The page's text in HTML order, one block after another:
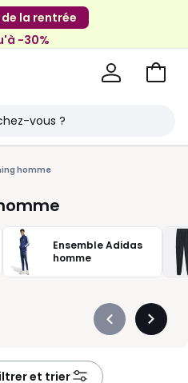
la rentrée
-30%
Aller
homme
Ensemble Adidas
homme
Précédent
et trier